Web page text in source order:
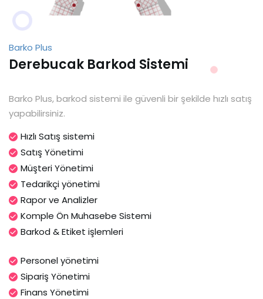
Barko Plus
Derebucak Barkod Sistemi
Barko Plus, barkod sistemi ile güvenli bir şekilde hızlı satış
yapabilirsiniz.
Hızlı Satış sistemi
Satış Yönetimi
Müşteri Yönetimi
Tedarikçi yönetimi
Rapor ve Analizler
Komple Ön Muhasebe Sistemi
Barkod & Etiket işlemleri
Personel yönetimi
Sipariş Yönetimi
Finans Yönetimi